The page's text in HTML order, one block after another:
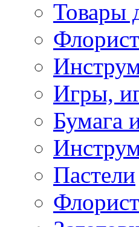
Товары
Игры,
Бумага
Пастели